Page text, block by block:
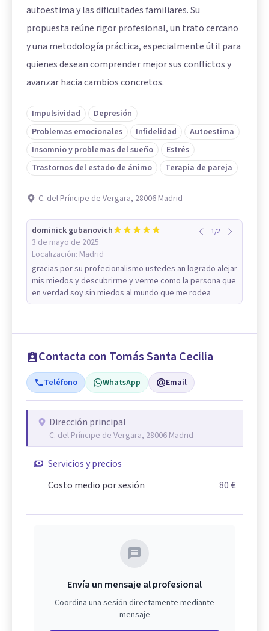
autoestima y las dificultades familiares. Su
propuesta reúne rigor profesional, un trato cercano
y una metodología práctica, especialmente útil para
quienes desean comprender mejor sus conflictos y
avanzar hacia cambios concretos.
Impulsividad
Depresión
Problemas emocionales
Infidelidad
Autoestima
Insomnio y problemas del sueño
Estrés
Trastornos del estado de ánimo
Terapia de pareja
C. del Príncipe de Vergara, 28006 Madrid
dominick gubanovich
3 de mayo de 2025
Localización: Madrid
1/2
gracias por su profecionalismo ustedes an logrado alejar
mis miedos y descubrirme y verme como la persona que
en verdad soy sin miedos al mundo que me rodea
Contacta con Tomás Santa Cecilia
Teléfono WhatsApp Email
Dirección principal
C. del Príncipe de Vergara, 28006 Madrid
Servicios y precios
Costo medio por sesión
80 €
Envía un mensaje al profesional
Coordina una sesión directamente mediante
mensaje